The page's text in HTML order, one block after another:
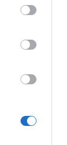
Eurecat